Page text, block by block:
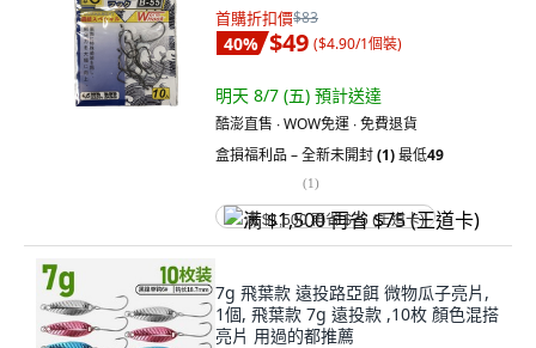
首購折扣價$83
40% $49 ($4.90/1個裝)
明天 8/7 (五) 預計送達
酷澎直售 ∙ WOW免運 ∙ 免費退貨
盒損福利品 – 全新未開封(1)最低49
(1)
满 $1,500 再省 $75 (王道卡)
7g 飛葉款 遠投路亞餌 微物瓜子亮片,
1個, 飛葉款 7g 遠投款 ,10枚 顏色混搭
亮片 用過的都推薦